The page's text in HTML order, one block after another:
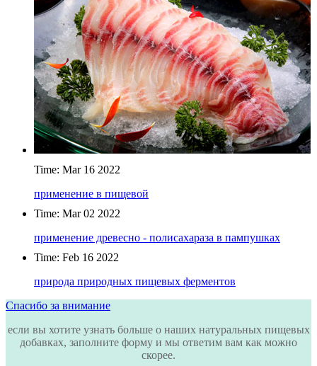
Time: Mar 16 2022
применение в пищевой
Time: Mar 02 2022
применение древесно - полисахараза в пампушках
Time: Feb 16 2022
природа природных пищевых ферментов
Спасибо за внимание
если вы хотите узнать больше о наших натуральных пищевых
добавках, заполните форму и мы ответим вам как можно
скорее.